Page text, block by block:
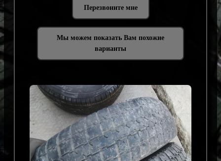
Мы можем показать Вам похожие
варианты